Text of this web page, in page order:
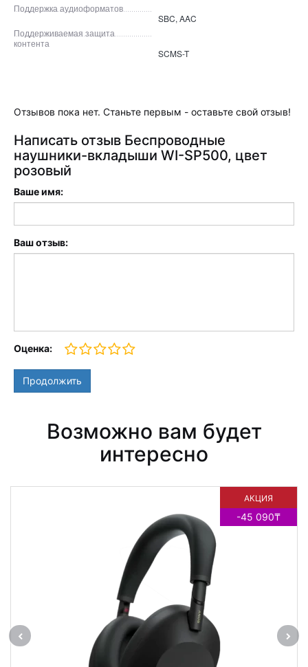
Поддержка аудиоформатов
SBC, AAC
Поддерживаемая защита
контента
SCMS-T
Отзывов пока нет. Станьте первым - оставьте свой отзыв!
Написать отзыв Беспроводные
наушники-вкладыши WI-SP500, цвет
розовый
Ваше имя:
Ваш отзыв:
Оценка:
Продолжить
Возможно вам будет
интересно
НОВИНКА
АКЦИЯ
-45 090₸